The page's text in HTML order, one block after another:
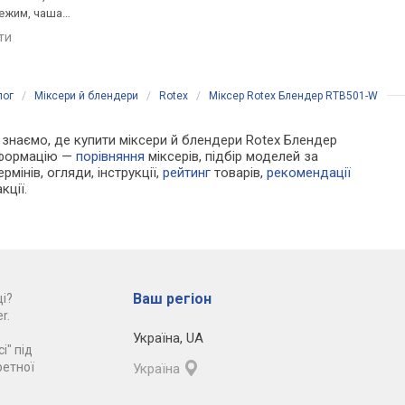
чаша
/ Міксери й блендери / Rotex / Міксер Rotex Блендер RTB501-W
знаємо, де купити міксери й блендери Rotex Блендер
—порівняння міксерів, підбір моделей за
огляди, інструкції,рейтинг товарів,рекомендації
під
Ваш регіон
Україна, UA
Україна